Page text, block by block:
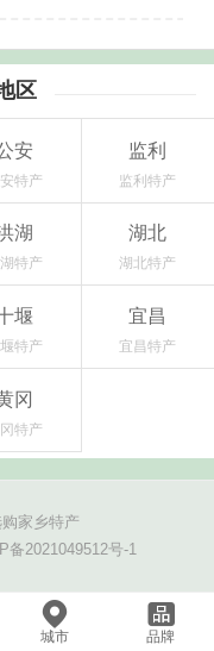
区
安
特产
监利
监利特产
湖
特产
湖北
湖北特产
堰
特产
宜昌
宜昌特产
冈
特产
城市 品牌
家乡特产
备2021049512号-1